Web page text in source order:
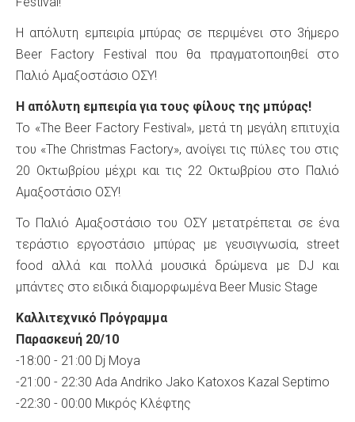
H απόλυτη εμπειρία μπύρας σε περιμένει στο 3ήμερο
Beer Factory Festival που θα πραγματοποιηθεί στο
Παλιό Αμαξοστάσιο ΟΣΥ!
Η απόλυτη εμπειρία για τους φίλους της μπύρας!
Το «The Beer Factory Festival», μετά τη μεγάλη επιτυχία
του «The Christmas Factory», ανοίγει τις πύλες του στις
20 Οκτωβρίου μέχρι και τις 22 Οκτωβρίου στο Παλιό
Αμαξοστάσιο ΟΣΥ!
Το Παλιό Αμαξοστάσιο του ΟΣΥ μετατρέπεται σε ένα
τεράστιο εργοστάσιο μπύρας με γευσιγνωσία, street
food αλλά και πολλά μουσικά δρώμενα με DJ και
μπάντες στο ειδικά διαμορφωμένα Beer Music Stage
Καλλιτεχνικό Πρόγραμμα
Παρασκευή 20/10
-18:00 - 21:00 Dj Moya
-21:00 - 22:30 Ada Andriko Jako Κatoxos Kazal Septimo
-22:30 - 00:00 Μικρός Κλέφτης